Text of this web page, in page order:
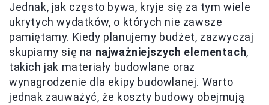
Jednak, jak często bywa, kryje się za tym wiele
ukrytych wydatków, o których nie zawsze
pamiętamy. Kiedy planujemy budżet, zazwyczaj
skupiamy się na najważniejszych elementach,
takich jak materiały budowlane oraz
wynagrodzenie dla ekipy budowlanej. Warto
jednak zauważyć, że koszty budowy obejmują